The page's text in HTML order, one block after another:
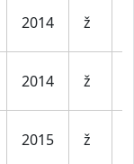
2014 ž
2014 ž
2015 ž